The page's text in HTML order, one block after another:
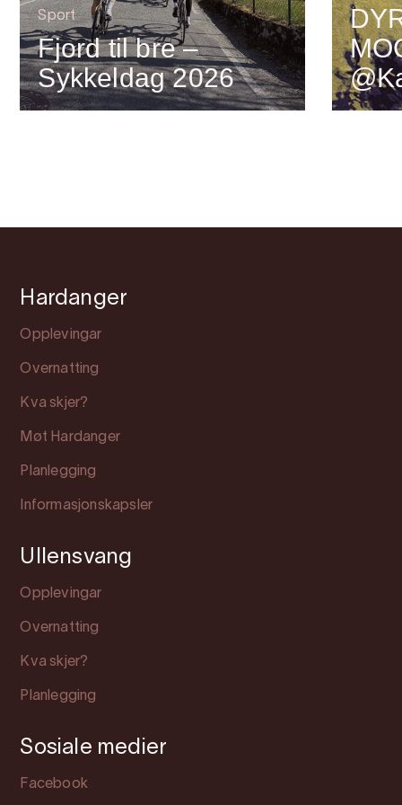
Sport
Fjord til bre –
Sykkeldag 2026
Hardanger
Opplevingar
Overnatting
Kva skjer?
Møt Hardanger
Planlegging
Informasjonskapsler
Ullensvang
Opplevingar
Overnatting
Kva skjer?
Planlegging
Sosiale medier
Facebook